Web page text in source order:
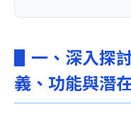
▋一、深入探
義、功能與潛